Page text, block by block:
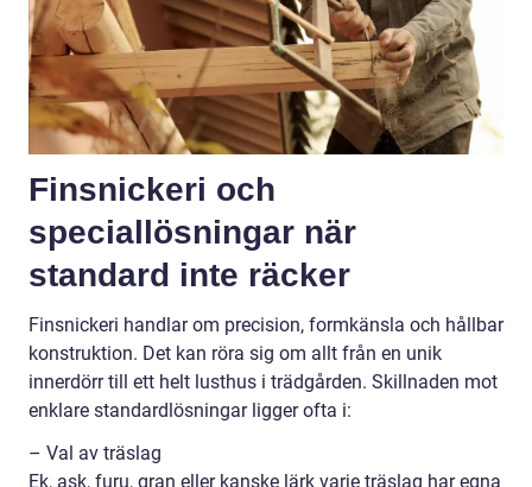
Finsnickeri och
speciallösningar när
standard inte räcker
Finsnickeri handlar om precision, formkänsla och hållbar
konstruktion. Det kan röra sig om allt från en unik
innerdörr till ett helt lusthus i trädgården. Skillnaden mot
enklare standardlösningar ligger ofta i:
– Val av träslag
Ek, ask, furu, gran eller kanske lärk varje träslag har egna